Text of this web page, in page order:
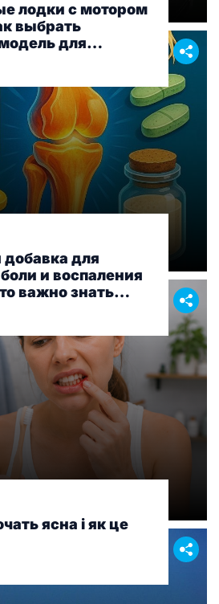
лодки с мотором
выбрать
для
для
и воспаления
важно знать
ясна і як це